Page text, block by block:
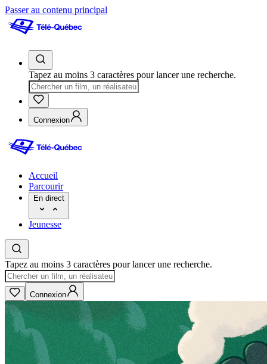
Passer au contenu principal
Tapez au moins 3 caractères pour lancer une recherche.
Connexion
Accueil
Parcourir
En direct
Jeunesse
Tapez au moins 3 caractères pour lancer une recherche.
Connexion